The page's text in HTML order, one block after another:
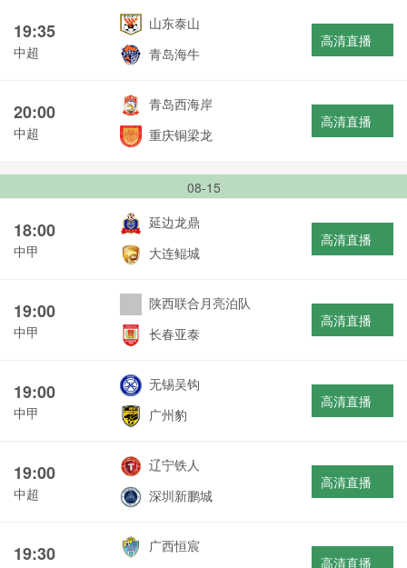
19:35
中超
山东泰山
青岛海牛
高清直播
20:00
中超
青岛西海岸
重庆铜梁龙
高清直播
08-15
18:00
中甲
延边龙鼎
大连鲲城
高清直播
19:00
中甲
陕西联合月亮泊队
长春亚泰
高清直播
19:00
中甲
无锡吴钩
广州豹
高清直播
19:00
中超
辽宁铁人
深圳新鹏城
高清直播
19:30
广西恒宸
高清直播